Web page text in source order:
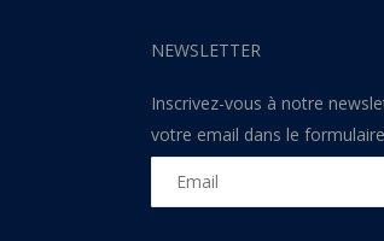
NEWSLETTER
Inscrivez-vous à notre
votre email dans le